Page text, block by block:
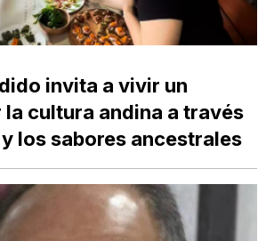
invita a vivir un
cultura andina a través
los sabores ancestrales